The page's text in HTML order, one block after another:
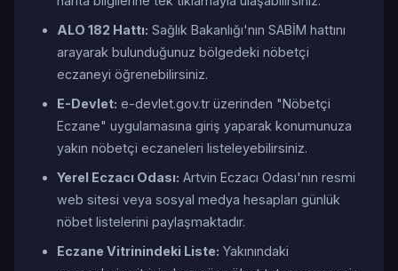
ALO 182 Hattı: Sağlık Bakanlığı'nın SABİM hattını
arayarak bulunduğunuz bölgedeki nöbetçi
eczaneyi öğrenebilirsiniz.
E-Devlet: e-devlet.gov.tr üzerinden "Nöbetçi
Eczane" uygulamasına giriş yaparak konumunuza
yakın nöbetçi eczaneleri listeleyebilirsiniz.
Yerel Eczacı Odası: Artvin Eczacı Odası'nın resmi
web sitesi veya sosyal medya hesapları günlük
nöbet listelerini paylaşmaktadır.
Eczane Vitrinindeki Liste: Yakınındaki